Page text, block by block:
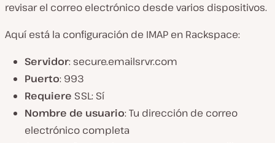
revisar el correo electrónico desde varios dispositivos.
Aquí está la configuración de IMAP en Rackspace:
Servidor: secure.emailsrvr.com
Puerto: 993
Requiere SSL: Sí
Nombre de usuario: Tu dirección de correo
electrónico completa